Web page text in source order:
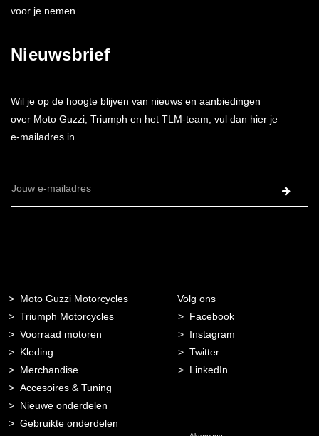
voor je nemen.
Nieuwsbrief
Wil je op de hoogte blijven van nieuws en aanbiedingen
over Moto Guzzi, Triumph en het TLM-team, vul dan hier je
e-mailadres in.
E-
Moto Guzzi Motorcycles
Triumph Motorcycles
Voorraad motoren
Kleding
Merchandise
Accesoires & Tuning
Nieuwe onderdelen
Gebruikte onderdelen
Volg ons
Facebook
Instagram
Twitter
LinkedIn